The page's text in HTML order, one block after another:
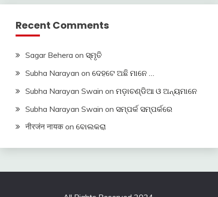
Recent Comments
Sagar Behera on ସ୍ମୃତି
Subha Narayan on ଦେହଟେ ଅଛି ମାନେ …
Subha Narayan Swain on ମଡ଼ାଚଣ୍ଡିଆ ଓ ଅନ୍ୟମାନେ
Subha Narayan Swain on ସମ୍ପର୍କ ସମ୍ପର୍କରେ
नीरजंन नायक on ବୋଲକରା